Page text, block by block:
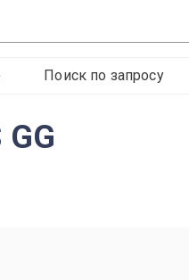
Поиск по запросу